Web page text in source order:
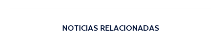
NOTICIAS RELACIONADAS